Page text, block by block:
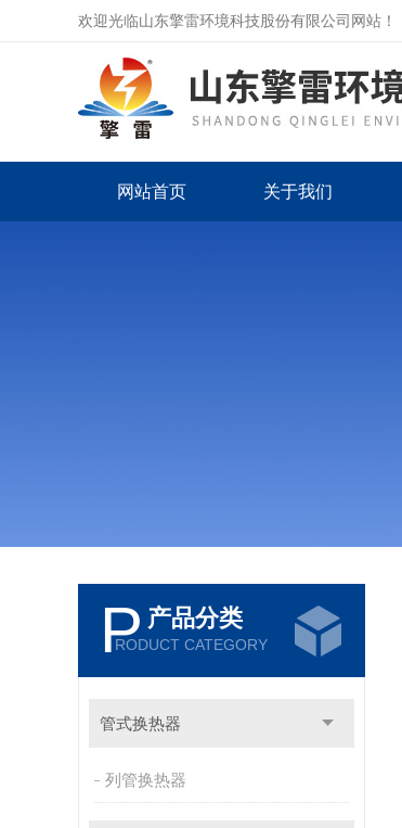
欢迎光临山东擎雷环境科技股份有限公司网站！
网站首页 关于我们
P 产品分类
RODUCT CATEGORY
管式换热器
列管换热器